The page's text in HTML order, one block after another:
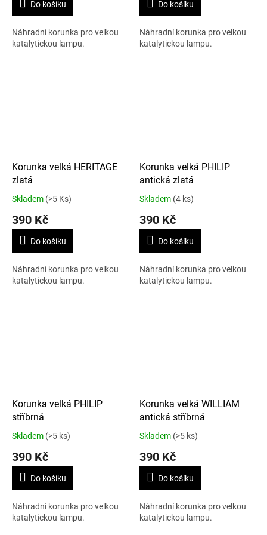
Do košíku
Náhradní korunka pro velkou
katalytickou lampu.
Do košíku
Náhradní korunka pro velkou
katalytickou lampu.
Korunka velká HERITAGE
zlatá
Skladem (>5 Ks)
390 Kč
Do košíku
Náhradní korunka pro velkou
katalytickou lampu.
Korunka velká PHILIP
antická zlatá
Skladem (4 ks)
390 Kč
Do košíku
Náhradní korunka pro velkou
katalytickou lampu.
Korunka velká PHILIP
stříbrná
Skladem (>5 ks)
390 Kč
Do košíku
Náhradní korunka pro velkou
katalytickou lampu.
Korunka velká WILLIAM
antická stříbrná
Skladem (>5 ks)
390 Kč
Do košíku
Náhradní korunka pro velkou
katalytickou lampu.